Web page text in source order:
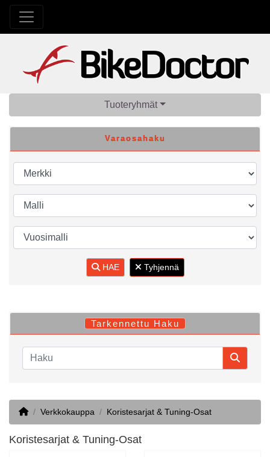
Tuoteryhmät
Varaosahaku
HAE Tyhjennä
Tarkennettu Haku
HomeVerkkokauppa Koristesarjat & Tuning-Osat
Koristesarjat & Tuning-Osat